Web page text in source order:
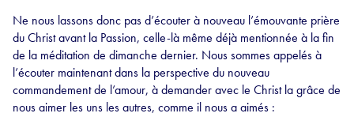
Ne nous lassons donc pas d’écouter à nouveau l’émouvante prière
du Christ avant la Passion, celle-là même déjà mentionnée à la fin
de la méditation de dimanche dernier. Nous sommes appelés à
l’écouter maintenant dans la perspective du nouveau
commandement de l’amour, à demander avec le Christ la grâce de
nous aimer les uns les autres, comme il nous a aimés :